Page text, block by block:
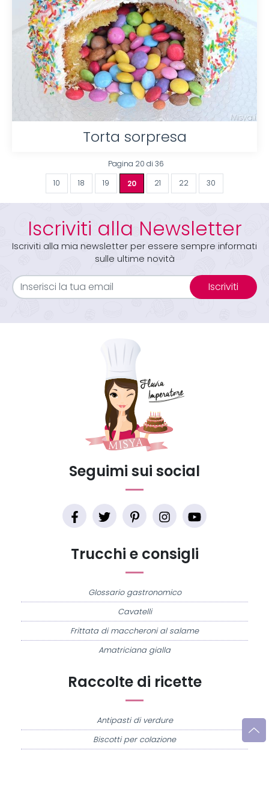
Torta sorpresa
Pagina 20 di 36
10 18 19 20 21 22 30
Iscriviti alla Newsletter
Iscriviti alla mia newsletter per essere sempre informati
sulle ultime novità
Iscriviti
Raccolte di ricette
Antipasti di verdure
Biscotti per colazione
Trucchi e consigli
Glossario gastronomico
Cavatelli
Frittata di maccheroni al salame
Amatriciana gialla
Seguimi sui social